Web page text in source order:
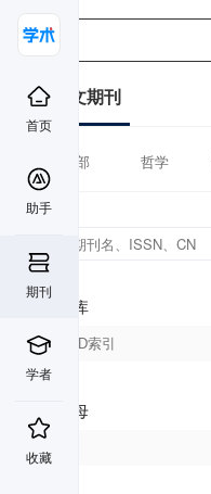
首页
助手
期刊
学者
收藏
中文期刊
全部 哲学
数据库
CSCD索引
首字母